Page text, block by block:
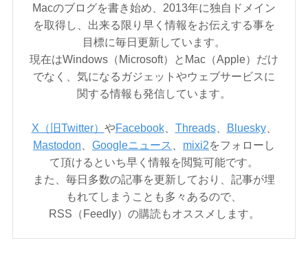
Macのブログを書き始め、2013年に独自ドメイン
を取得し、出来る限り早く情報をお伝えする事を
目標に毎日更新しています。
現在はWindows（Microsoft）とMac（Apple）だけ
でなく、気になるガジェットやウェブサービスに
関する情報も発信しています。
X（旧Twitter） やFacebook、 Threads、 Bluesky、
Mastodon
Googleニュース mixi2をフォローし
て頂けるといち早く情報を閲覧可能です。
また、毎日多数の記事を更新しており、記事が埋
もれてしまうことも多々あるので、
RSS（Feedly）の購読もオススメします。